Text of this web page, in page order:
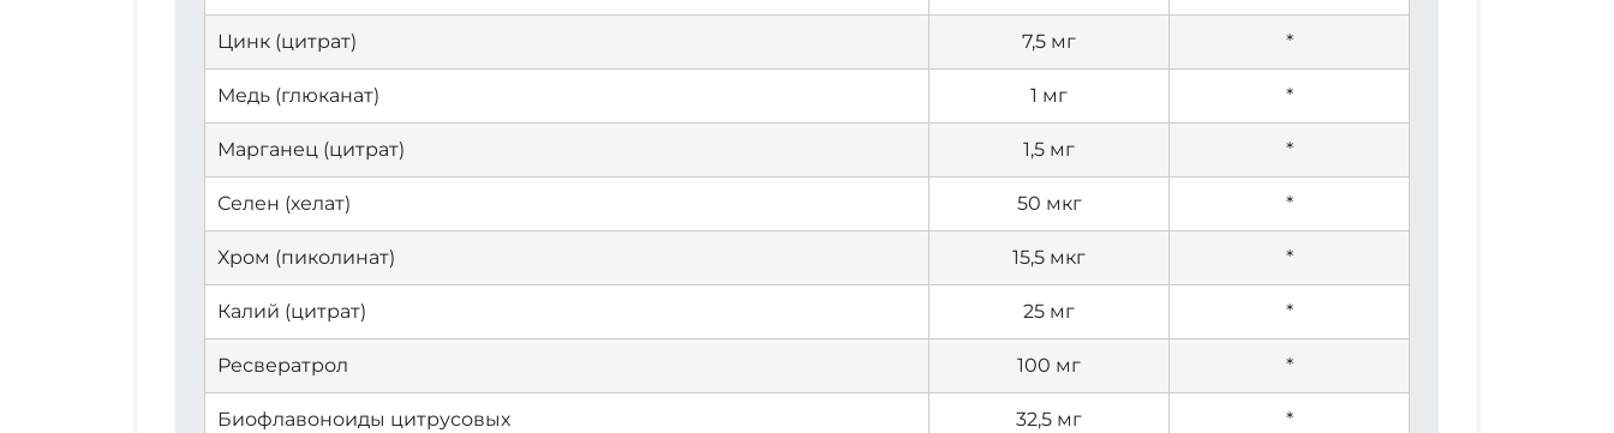
Цинк (цитрат) 7,5 мг *
Медь (глюканат) 1 мг *
Марганец (цитрат) 1,5 мг *
Селен (хелат) 50 мкг *
Хром (пиколинат) 15,5 мкг *
Калий (цитрат) 25 мг *
Ресвератрол 100 мг *
Биофлавоноиды цитрусовых 32,5 мг *